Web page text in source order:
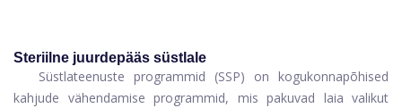
Steriilne juurdepääs süstlale
Süstlateenuste programmid (SSP) on kogukonnapõhised
kahjude vähendamise programmid, mis pakuvad laia valikut